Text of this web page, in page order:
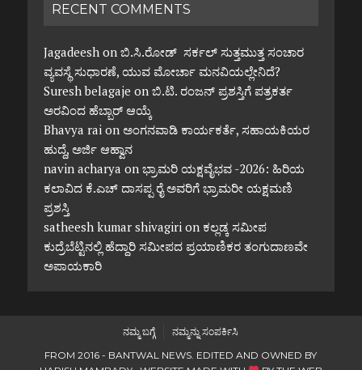
RECENT COMMENTS
Jagadeeshon ಬಿ.ಸಿ.ರೋಡ್ ಸರ್ಕಲ್ ಸುತ್ತಮುತ್ತ ಸಂಚಾರ
ವ್ಯವಸ್ಥೆ ಸುಧಾರಣೆ, ಯುವ ಮೋರ್ಚಾ ಮನವಿಯಲ್ಲೇನಿದೆ?
Suresh belagaje on ಬಿ.ಟಿ. ರಂಜನ್ ಪ್ರಶಸ್ತಿಗೆ ಪತ್ರಕರ್ತ
ಅರವಿಂದ ಹೆಬ್ಬಾರ್ ಆಯ್ಕೆ
Bhavya raion ಅಂಗನವಾಡಿ ಕಾರ್ಯಕರ್ತೆ, ಸಹಾಯಕಿಯರ
ಹುದ್ದೆ, ಅರ್ಜಿ ಆಹ್ವಾನ
navin acharya on ಭ್ರಾಮರಿ ಯಕ್ಷವೈಭವ -2026: ಹಿರಿಯ
ಕಲಾವಿದ ಕೆ.ಎಚ್ ದಾಸಪ್ಪ ರೈ ಅವರಿಗೆ ಭ್ರಾಮರೀ ಯಕ್ಷಮಣಿ
ಪ್ರಶಸ್ತಿ
satheesh kumar shivagirion ಕಲ್ಲಡ್ಕ ಸಮೀಪ
ಕುದ್ರೆಬೆಟ್ಟಿನಲ್ಲಿ ಹೆದ್ದಾರಿ ಸಮೀಪದ ಪ್ರಯಾಣಿಕರ ತಂಗುದಾಣವೇ
ಅಪಾಯಕಾರಿ
ನಮ್ಮ ಬಗ್ಗೆ
ನಮ್ಮನ್ನು ಸಂಪರ್ಕಿಸಿ
FROM 2016 - BANTWAL NEWS. EDITED AND OWNED BY